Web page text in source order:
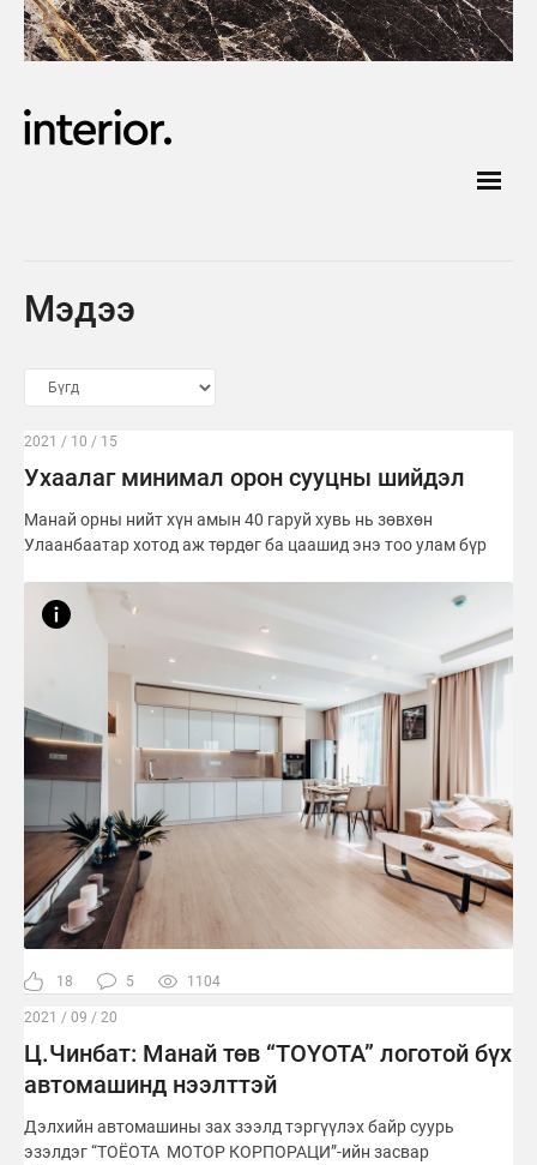
Мэдээ
2021 / 10 / 15
Ухаалаг минимал орон сууцны шийдэл
Манай орны нийт хүн амын 40 гаруй хувь нь зөвхөн
Улаанбаатар хотод аж төрдөг ба цаашид энэ тоо улам бүр
18 5 1104
2021 / 09 / 20
Ц.Чинбат: Манай төв “TOYOTA” логотой бүх
автомашинд нээлттэй
Дэлхийн автомашины зах зээлд тэргүүлэх байр суурь
эзэлдэг “ТОЁОТА МОТОР КОРПОРАЦИ”-ийн засвар